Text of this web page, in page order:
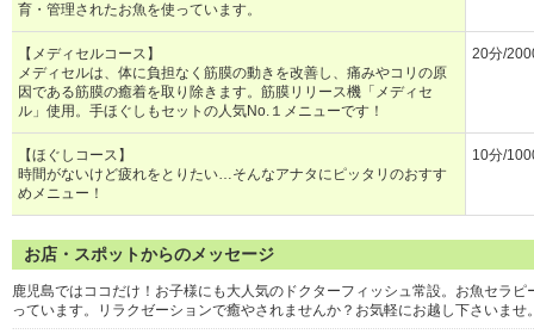
育・管理されたお魚を使っています。
【メディセルコース】
メディセルは、体に負担なく筋膜の動きを改善し、痛みやコリの原
因である筋膜の癒着を取り除きます。筋膜リリース機「メディセ
ル」使用。手ほぐしもセットの人気No.１メニューです！
20分/
【ほぐしコース】
時間がないけど疲れをとりたい…そんなアナタにピッタリのおすす
めメニュー！
10分/
お店・スポットからのメッセージ
鹿児島ではココだけ！お子様にも大人気のドクターフィッシュ常設。お魚セラ
っています。リラクゼーションで癒やされませんか？お気軽にお越し下さいませ